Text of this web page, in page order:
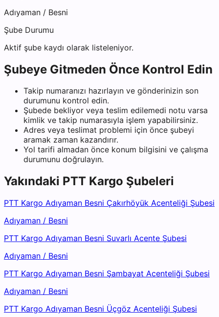
Adıyaman / Besni
Şube Durumu
Aktif şube kaydı olarak listeleniyor.
Şubeye Gitmeden Önce Kontrol Edin
Takip numaranızı hazırlayın ve gönderinizin son
durumunu kontrol edin.
Şubede bekliyor veya teslim edilemedi notu varsa
kimlik ve takip numarasıyla işlem yapabilirsiniz.
Adres veya teslimat problemi için önce şubeyi
aramak zaman kazandırır.
Yol tarifi almadan önce konum bilgisini ve çalışma
durumunu doğrulayın.
Yakındaki PTT Kargo Şubeleri
PTT Kargo Adıyaman Besni Çakırhöyük Acenteliği Şubesi
Adıyaman / Besni
PTT Kargo Adıyaman Besni Suvarlı Acente Şubesi
Adıyaman / Besni
PTT Kargo Adıyaman Besni Şambayat Acenteliği Şubesi
Adıyaman / Besni
PTT Kargo Adıyaman Besni Üçgöz Acenteliği Şubesi